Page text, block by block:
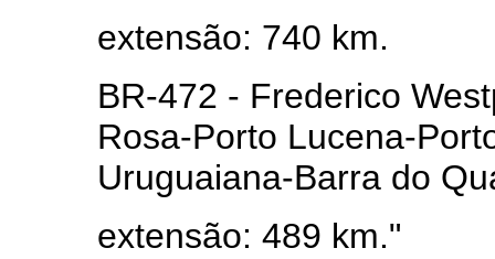
extensão: 740 km.
BR-472 - Frederico
Rosa-Porto Lucena-
Uruguaiana-Barra do
extensão: 489 km."